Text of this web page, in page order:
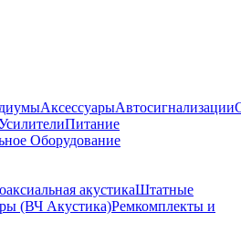
АксессуарыАвтосигнализации
Питание
Оборудование
акустикаШтатные
(ВЧ Акустика)Ремкомплекты и